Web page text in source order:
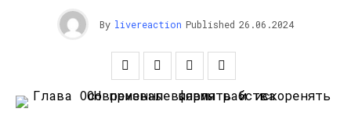
By livereaction Published 26.06.2024